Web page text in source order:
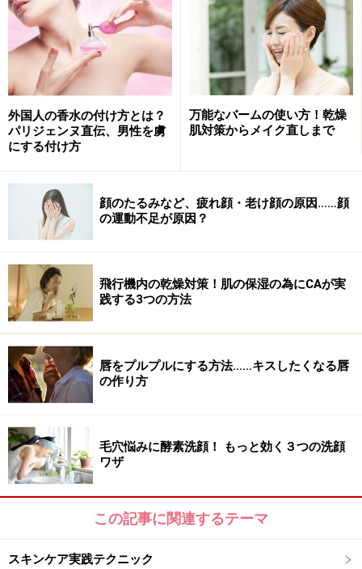
日常のちょっとしたクセが、ほうれい線を濃くしている
可能性も。「食事の時、片側ばかりで噛む」「横向きで
寝る」「頬杖をつく」といったクセを毎日繰り返すこと
で表情筋がアンバランスになると、顔がたるんでほうれ
次ページでは「敬遠しがちなアノ対策」を、紹介しま
す。
※記事内容は執筆時点のものです。最新の内容をご確認くださ
い。
※個人の体質、また、誤った方法による実践に起因して肌荒れや
不調を引き起こす場合があります。実践の際には、必ず自身の体
質及び健康状態を十分に考慮し、正しい方法で行ってください。
また、全ての方への有効性を保証するものではありません。
1/2 次のページへ
外国人の香水の付け方とは？
パリジェンヌ直伝、男性を虜
にする付け方
万能なバームの使い方！乾燥
肌対策からメイク直しまで
顔のたるみなど、疲れ顔・老け顔の原因……顔
の運動不足が原因？
飛行機内の乾燥対策！肌の保湿の為にCAが実
践する3つの方法
唇をプルプルにする方法……キスしたくなる唇
の作り方
毛穴悩みに酵素洗顔！ もっと効く３つの洗顔
ワザ
この記事に関連するテーマ
スキンケア実践テクニック